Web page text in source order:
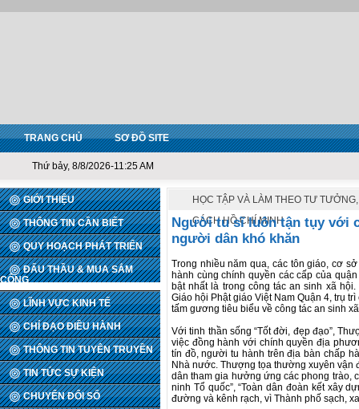
TRANG CHỦ SƠ ĐỒ SITE
Thứ bảy, 8/8/2026-11:25 AM
GIỚI THIỆU
THÔNG TIN CẦN BIẾT
QUY HOẠCH PHÁT TRIỂN
ĐẤU THẦU & MUA SẮM
CÔNG
LĨNH VỰC KINH TẾ
CHỈ ĐẠO ĐIỀU HÀNH
THÔNG TIN TUYÊN TRUYỀN
TIN TỨC SỰ KIỆN
CHUYỂN ĐỔI SỐ
HỌC TẬP VÀ LÀM THEO TƯ
CÁCH HỒ CHÍ MINH
Người tu sĩ luôn tận tụy với
người dân khó khăn
Trong nhiều năm qua, các tôn giáo, cơ
hành cùng chính quyền các cấp của
bật nhất là trong công tác an sinh xã
Giáo hội Phật giáo Việt Nam Quận 4, trụ
tấm gương tiêu biểu về công tác an sinh
Với tinh thần sống “Tốt đời, đẹp đạo”,
việc đồng hành với chính quyền địa
tín đồ, người tu hành trên địa bàn chấp
Nhà nước. Thượng tọa thường xuyên vận
dân tham gia hưởng ứng các phong trào,
ninh Tổ quốc”, “Toàn dân đoàn kết xây
đường và kênh rạch, vì Thành phố sạch,